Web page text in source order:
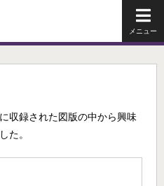
収録された図版の中から興味
た。